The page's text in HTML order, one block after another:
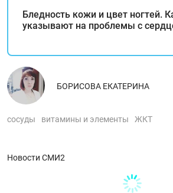
Бледность кожи и цвет ногтей.
указывают на проблемы с
БОРИСОВА ЕКАТЕРИНА
сосуды витамины и элементы ЖКТ
Новости СМИ2